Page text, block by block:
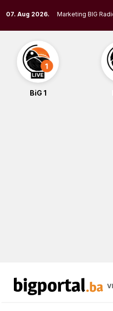
to
content
07. Aug 2026. Marketing BIG
BiG 1